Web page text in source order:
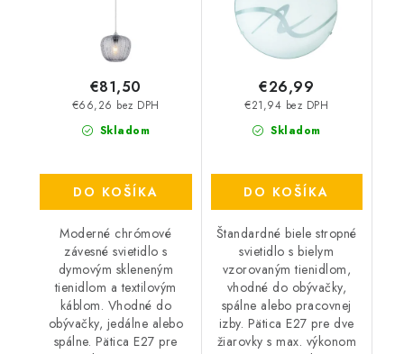
Skladom
€66,26 bez DPH
€81,50
DO KOŠÍKA
Moderné chrómové
závesné svietidlo s
dymovým skleneným
tienidlom a textilovým
káblom. Vhodné do
obývačky, jedálne alebo
spálne. Pätica E27 pre
Skladom
€21,94 bez DPH
€26,99
DO KOŠÍKA
Štandardné biele stropné
svietidlo s bielym
vzorovaným tienidlom,
vhodné do obývačky,
spálne alebo pracovnej
izby. Pätica E27 pre dve
žiarovky s max. výkonom